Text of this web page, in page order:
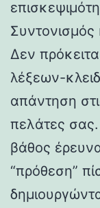
Συντονισμός
Δεν
λέξεων-
απάντηση
πελάτες σας.
βάθος
“πρόθεση”